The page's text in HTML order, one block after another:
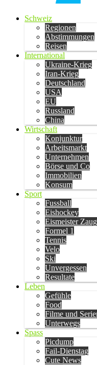
Schweiz
Regionen
Abstimmungen
Reisen
International
Ukraine-Krieg
Iran-Krieg
Deutschland
USA
EU
Russland
China
Wirtschaft
Konjunktur
Arbeitsmarkt
Unternehmen
Börse und Co
Immobilien
Konsum
Sport
Fussball
Eishockey
Eismeister
Formel 1
Tennis
Velo
Ski
Unvergessen
Resultate
Leben
Gefühle
Food
Filme und
Unterwegs
Spass
Picdump
Fail-Dienstag
Cute News